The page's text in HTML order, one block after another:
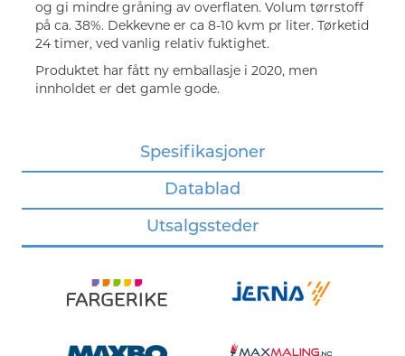
og gi mindre gråning av overflaten. Volum tørrstoff
på ca. 38%. Dekkevne er ca 8-10 kvm pr liter. Tørketid
24 timer, ved vanlig relativ fuktighet.
Produktet har fått ny emballasje i 2020, men
innholdet er det gamle gode.
Spesifikasjoner
Datablad
Utsalgssteder